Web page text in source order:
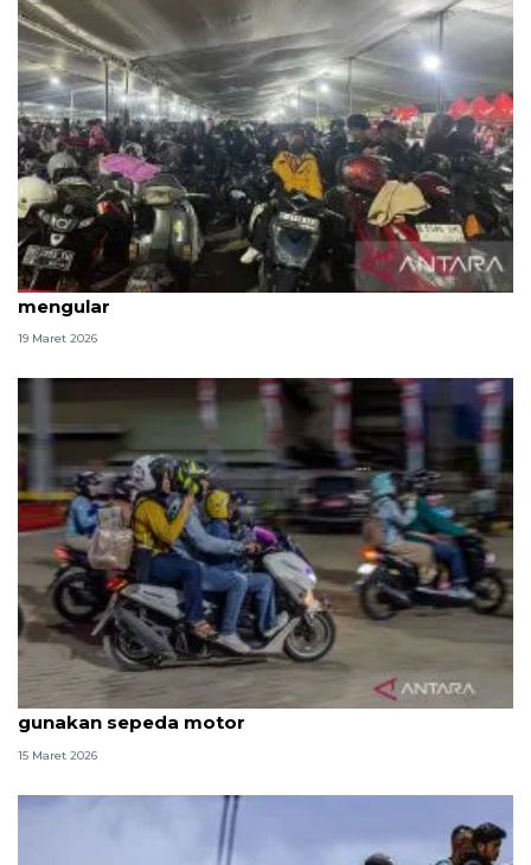
H-2 Lebaran antrean pemudik motor di Ciwandan
mengular
19 Maret 2026
Delapan persiapan penting sebelum mudik jauh
gunakan sepeda motor
15 Maret 2026